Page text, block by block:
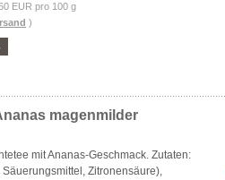
EUR pro 100 g
)
magenmilder
mit Ananas-Geschmack. Zutaten:
Zitronensäure),